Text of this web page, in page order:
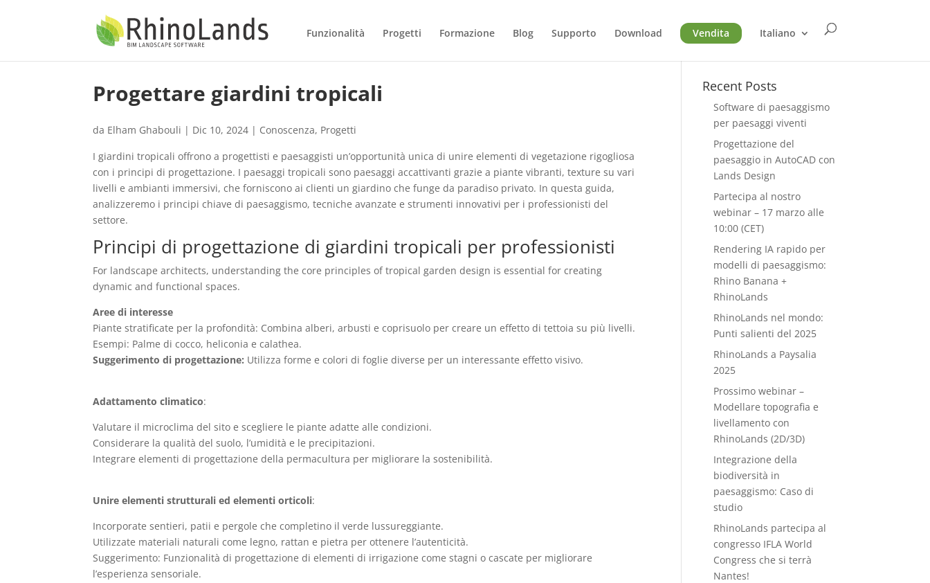
Funzionalità Progetti Formazione Blog Supporto Download Vendita Italiano
Progettare giardini tropicali
da Elham Ghabouli | Dic 10, 2024 | Conoscenza, Progetti
I giardini tropicali offrono a progettisti e paesaggisti un’opportunità unica di unire elementi di vegetazione rigogliosa
con i principi di progettazione. I paesaggi tropicali sono paesaggi accattivanti grazie a piante vibranti, texture su vari
livelli e ambianti immersivi, che forniscono ai clienti un giardino che funge da paradiso privato. In questa guida,
analizzeremo i principi chiave di paesaggismo, tecniche avanzate e strumenti innovativi per i professionisti del
settore.
Principi di progettazione di giardini tropicali per professionisti
For landscape architects, understanding the core principles of tropical garden design is essential for creating
dynamic and functional spaces.
Aree di interesse
Piante stratificate per la profondità: Combina alberi, arbusti e coprisuolo per creare un effetto di tettoia su più livelli.
Esempi: Palme di cocco, heliconia e calathea.
Suggerimento di progettazione: Utilizza forme e colori di foglie diverse per un interessante effetto visivo.
Adattamento climatico:
Valutare il microclima del sito e scegliere le piante adatte alle condizioni.
Considerare la qualità del suolo, l’umidità e le precipitazioni.
Integrare elementi di progettazione della permacultura per migliorare la sostenibilità.
Unire elementi strutturali ed elementi orticoli:
Incorporate sentieri, patii e pergole che completino il verde lussureggiante.
Utilizzate materiali naturali come legno, rattan e pietra per ottenere l’autenticità.
Suggerimento: Funzionalità di progettazione di elementi di irrigazione come stagni o cascate per migliorare
l’esperienza sensoriale.
Recent Posts
Software di paesaggismo
per paesaggi viventi
Progettazione del
paesaggio in AutoCAD con
Lands Design
Partecipa al nostro
webinar – 17 marzo alle
10:00 (CET)
Rendering IA rapido per
modelli di paesaggismo:
Rhino Banana +
RhinoLands
RhinoLands nel mondo:
Punti salienti del 2025
RhinoLands a Paysalia
2025
Prossimo webinar –
Modellare topografia e
livellamento con
RhinoLands (2D/3D)
Integrazione della
biodiversità in
paesaggismo: Caso di
studio
RhinoLands partecipa al
congresso IFLA World
Congress che si terrà
Nantes!